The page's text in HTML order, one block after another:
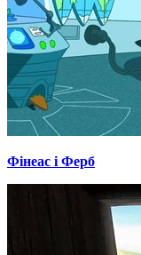
Фінеас і Ферб